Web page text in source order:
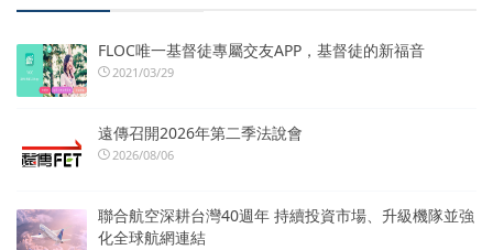
FLOC唯一基督徒專屬交友APP，基督徒的新福音
2021/03/29
遠傳召開2026年第二季法說會
2026/08/06
聯合航空深耕台灣40週年 持續投資市場、升級機隊並強
化全球航網連結